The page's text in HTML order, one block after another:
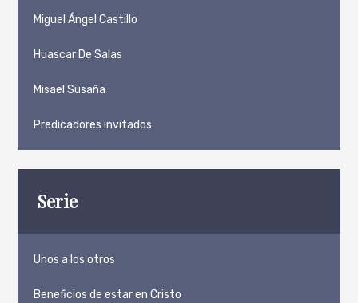
Miguel Ángel Castillo
Huascar De Salas
Misael Susaña
Predicadores invitados
Serie
Unos a los otros
Beneficios de estar en Cristo